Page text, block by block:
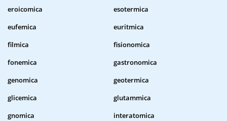
eroicomica
esotermica
eufemica
euritmica
filmica
fisionomica
fonemica
gastronomica
genomica
geotermica
glicemica
glutammica
gnomica
interatomica